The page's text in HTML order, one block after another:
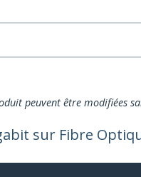
peuvent être modifiées
sur Fibre